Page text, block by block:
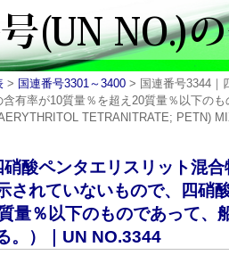
> 国連番号3301～3400 > 国連番号3344｜
有率が10質量％を超え20質量％以下の
TETRANITRATE; PETN)
酸ペンタエリスリット混合
されていないもので、四硝
量％以下のものであって、
。）｜UN NO.3344